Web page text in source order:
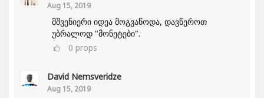
Aug 15, 2019
მშვენიერი იდეა მოგვაწოდა, დავწეროთ
უბრალოდ "მონეტები".
0 props
David Nemsveridze
Aug 15, 2019